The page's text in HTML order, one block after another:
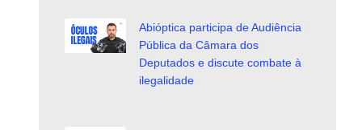
Abióptica participa de Audiência
Pública da Câmara dos
Deputados e discute combate à
ilegalidade